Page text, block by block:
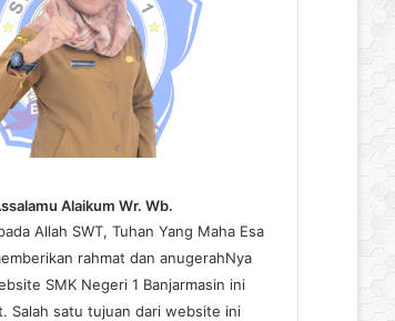
Alaikum Wr. Wb.
Allah SWT, Tuhan Yang Maha Esa
rahmat dan anugerahNya
SMK Negeri 1 Banjarmasin ini
Salah satu tujuan dari website ini